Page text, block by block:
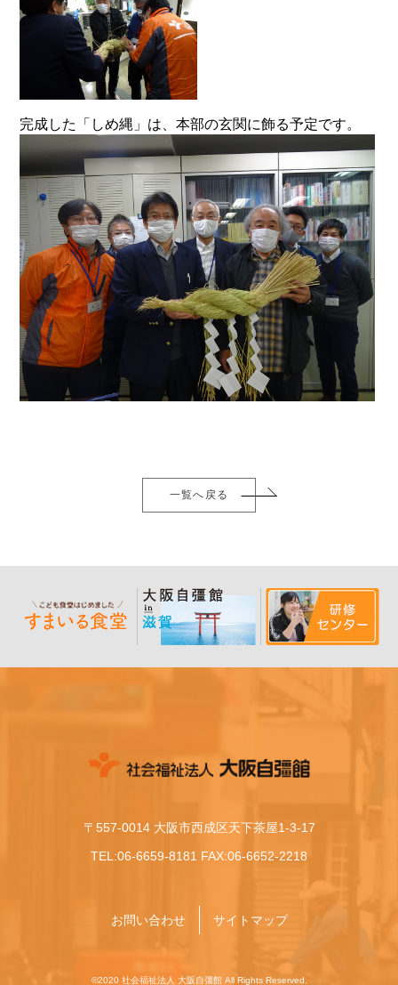
完成した「しめ縄」は、本部の玄関に飾る予定です。
一覧へ戻る
〒557-0014 大阪市西成区天下茶屋1-3-17
TEL:06-6659-8181 FAX:06-6652-2218
お問い合わせ サイトマップ
©2020 社会福祉法人 大阪自彊館 All Rights Reserved.